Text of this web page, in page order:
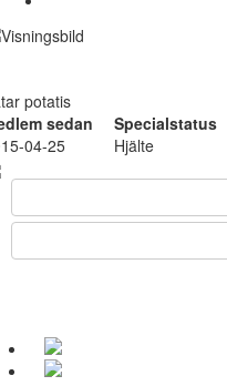
potatis
sedan
Specialstatus
04-25
Hjälte